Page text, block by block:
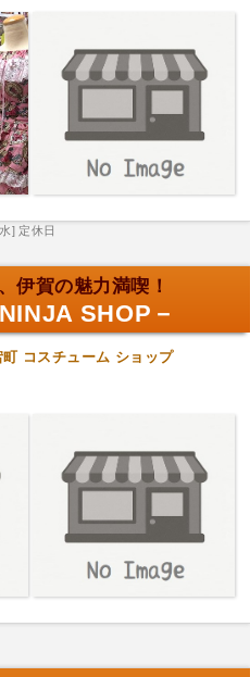
] 定休日
伊賀の魅力満喫！
SHOP－
町 コスチューム ショップ